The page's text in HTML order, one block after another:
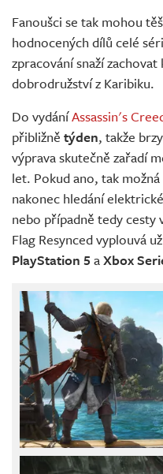
Fanoušci se tak mohou
hodnocených dílů celé
zpracování snaží
dobrodružství z Karibiku.
Do vydáníAssassin's
přibližně týden, takže
výprava skutečně zařadí
let. Pokud ano, tak
nakonec hledání
nebo případně tedy cesty
Flag Resynced vyplouvá už
PlayStation 5 aXbox